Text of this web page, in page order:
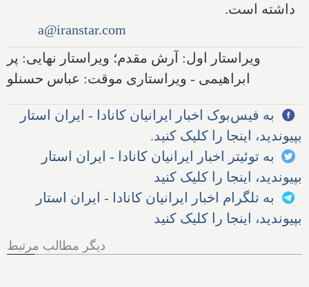
داشته است.
a@iranstar.com
ویراستار اول: آرش مقدم؛ ویراستار نهایی: پر
ابراهیمی - ویراستاری موقت: عباس حسنلو
به فیس‌بوک اخبار ایرانیان کانادا - ایران استار
بپیوندید، اینجا را کلیک کنید.
به توئیتر اخبار ایرانیان کانادا - ایران استار
بپیوندید، اینجا را کلیک کنید
به تلگرام اخبار ایرانیان کانادا - ایران استار
بپیوندید، اینجا را کلیک کنید
دیگر مطالب مرتبط